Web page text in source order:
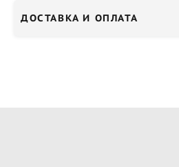
ДОСТАВКА И ОПЛАТА